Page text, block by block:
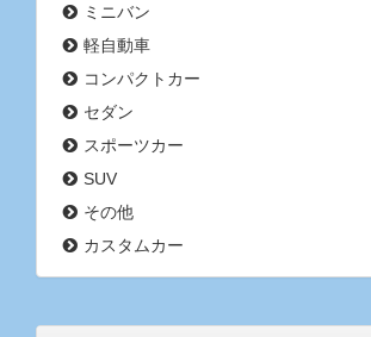
ミニバン
軽自動車
コンパクトカー
セダン
スポーツカー
SUV
その他
カスタムカー